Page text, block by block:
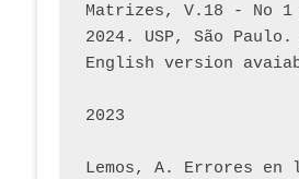
Matrizes, V.18 - No
2024. USP, São
English version
2023
Lemos, A. Errores